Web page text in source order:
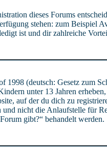
dieses Forums
stehen: zum Beispiel
ist und dir zahlreiche
1998 (deutsch: Gesetz zum
unter 13 Jahren
auf der du dich zu
nicht die Anlaufstelle für
gibt?“ behandelt werden.